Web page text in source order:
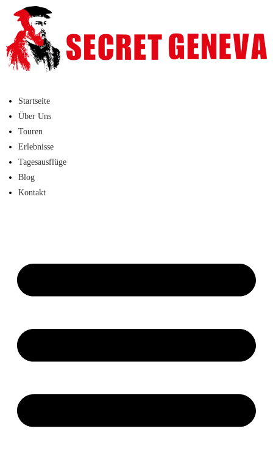
Startseite
Über Uns
Touren
Erlebnisse
Tagesausflüge
Blog
Kontakt